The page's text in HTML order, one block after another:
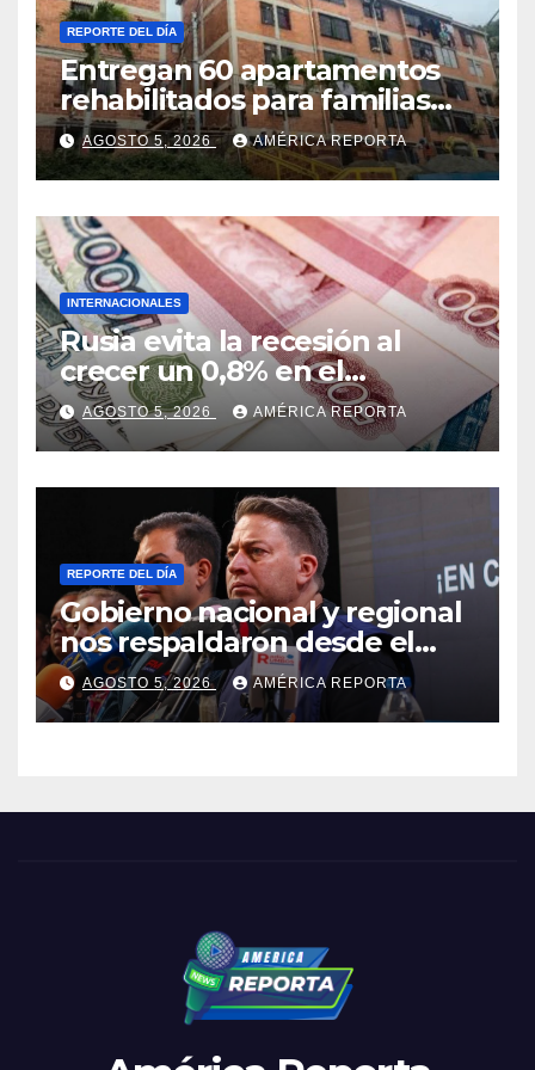
REPORTE DEL DÍA
Entregan 60 apartamentos
rehabilitados para familias
del urbanismo Ana Victoria
en La Guaira
AGOSTO 5, 2026 AMÉRICA REPORTA
INTERNACIONALES
Rusia evita la recesión al
crecer un 0,8% en el
segundo trimestre
AGOSTO 5, 2026 AMÉRICA REPORTA
REPORTE DEL DÍA
Gobierno nacional y regional
nos respaldaron desde el
primer momento tras
terremotos del 24J
AGOSTO 5, 2026 AMÉRICA REPORTA